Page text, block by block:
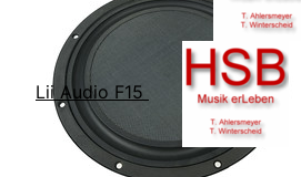
Lii Audio F15